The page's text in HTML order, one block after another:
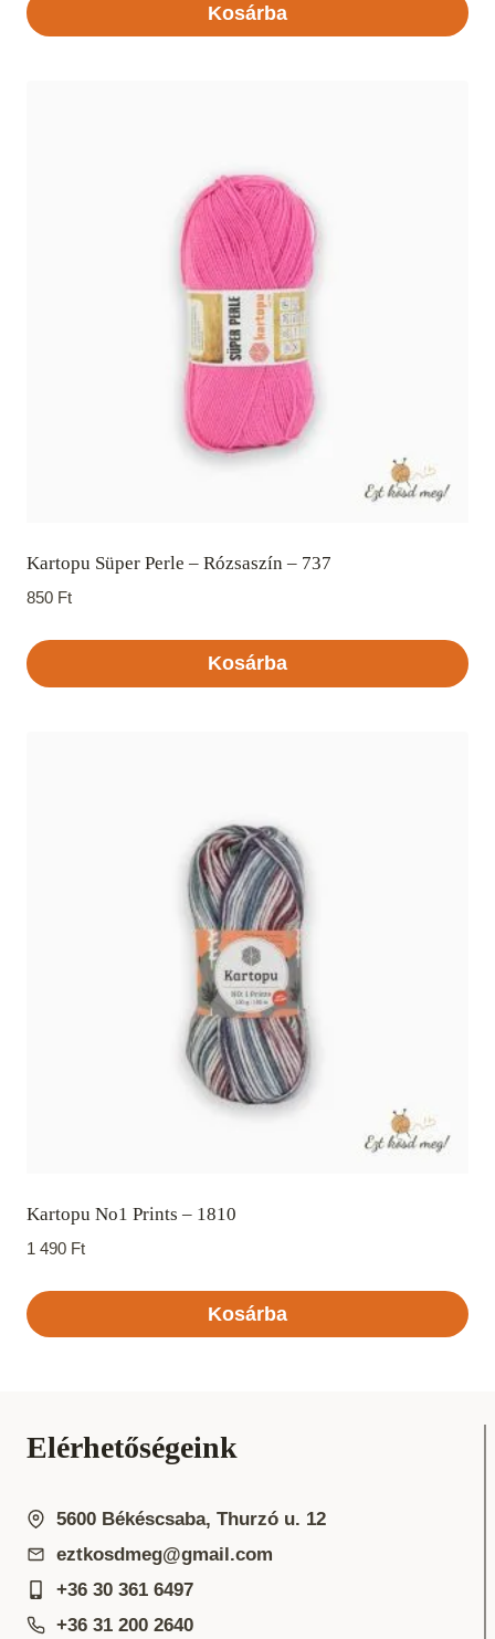
Kosárba
Kartopu Süper Perle – Rózsaszín – 737
850 Ft
Kosárba
Kartopu No1 Prints – 1810
1 490 Ft
Kosárba
Elérhetőségeink
5600 Békéscsaba, Thurzó u. 12
eztkosdmeg@gmail.com
+36 30 361 6497
+36 31 200 2640